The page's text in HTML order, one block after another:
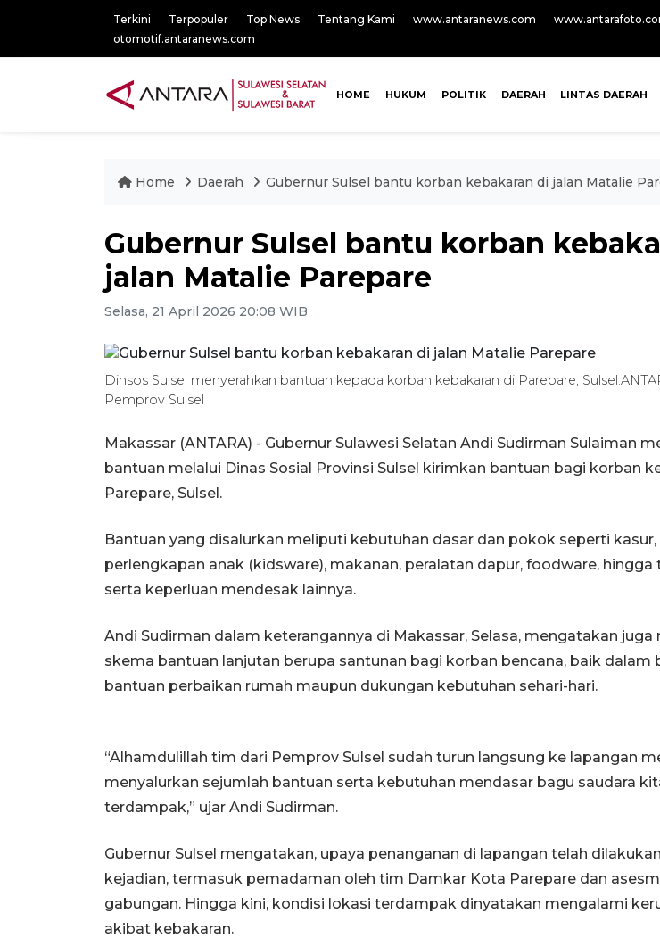
Terkini Terpopuler Top News Tentang Kami www.antaranews.com
otomotif.antaranews.com
HOME HUKUM POLITIK DAERAH LINTAS DAERAH
Home Daerah Gubernur Sulsel bantu korban kebakaran di jalan Matalie
Gubernur Sulsel bantu korban
jalan Matalie Parepare
Selasa, 21 April 2026 20:08 WIB
Dinsos Sulsel menyerahkan bantuan kepada korban kebakaran di Parepare,
Pemprov Sulsel
Makassar (ANTARA) - Gubernur Sulawesi Selatan Andi Sudirman Sulaiman
bantuan melalui Dinas Sosial Provinsi Sulsel kirimkan bantuan bagi korban
Parepare, Sulsel.
Bantuan yang disalurkan meliputi kebutuhan dasar dan pokok seperti kasur,
perlengkapan anak (kidsware), makanan, peralatan dapur, foodware, hingga
serta keperluan mendesak lainnya.
Andi Sudirman dalam keterangannya di Makassar, Selasa, mengatakan juga
skema bantuan lanjutan berupa santunan bagi korban bencana, baik dalam
bantuan perbaikan rumah maupun dukungan kebutuhan sehari-hari.
“Alhamdulillah tim dari Pemprov Sulsel sudah turun langsung ke lapangan
menyalurkan sejumlah bantuan serta kebutuhan mendasar bagu saudara
terdampak,” ujar Andi Sudirman.
Gubernur Sulsel mengatakan, upaya penanganan di lapangan telah
kejadian, termasuk pemadaman oleh tim Damkar Kota Parepare dan
gabungan. Hingga kini, kondisi lokasi terdampak dinyatakan mengalami
akibat kebakaran.